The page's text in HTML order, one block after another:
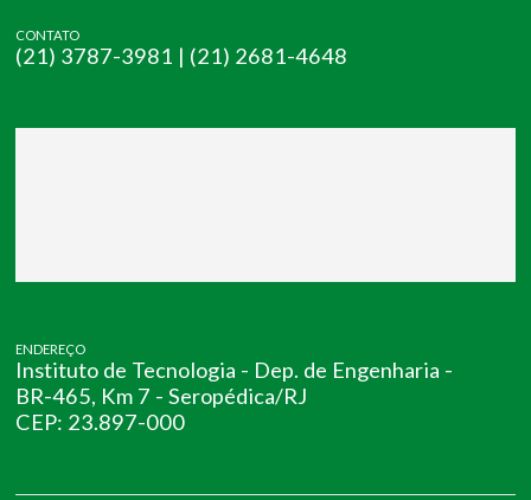
CONTATO
(21) 3787-3981 | (21) 2681-4648
ENDEREÇO
Instituto de Tecnologia - Dep. de Engenharia -
BR-465, Km 7 - Seropédica/RJ
CEP: 23.897-000